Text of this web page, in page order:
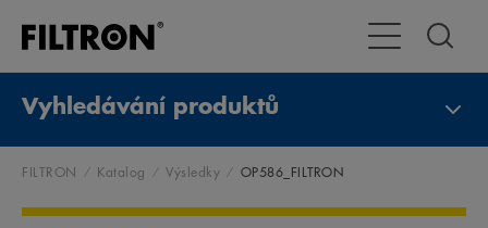
Přepnout
Vyhledávání produktů
FILTRON Katalog Výsledky OP586_FILTRON